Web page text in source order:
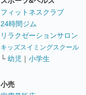
フィットネスクラブ
24時間ジム
リラクゼーションサロン
キッズスイミングスクール
└ 幼児 ｜ 小学生
小売